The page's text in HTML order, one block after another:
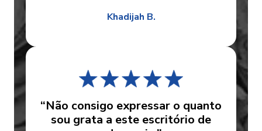
Khadijah B.
“Não consigo expressar o quanto
sou grata a este escritório de